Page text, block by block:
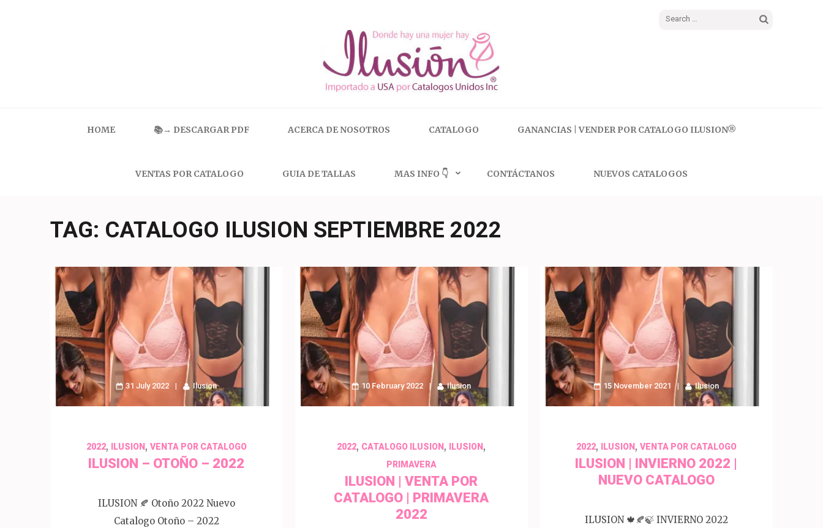
Search
HOME 📚→ DESCARGAR PDF ACERCA DE NOSOTROS CATALOGO GANANCIAS | VENDER POR CATALOGO ILUSION®
VENTAS POR CATALOGO GUIA DE TALLAS MAS INFO 👇 CONTÁCTANOS NUEVOS CATALOGOS
TAG: CATALOGO ILUSION SEPTIEMBRE 2022
31 July 2022 Ilusion
2022, ILUSION, VENTA POR CATALOGO
ILUSION – OTOÑO – 2022
ILUSION 🍂 Otoño 2022 Nuevo
Catalogo Otoño – 2022
10 February 2022 Ilusion
2022, CATALOGO ILUSION , ILUSION ,
PRIMAVERA
ILUSION | VENTA POR
CATALOGO | PRIMAVERA
2022
15 November 2021 Ilusion
2022, ILUSION, VENTA POR CATALOGO
ILUSION | INVIERNO 2022 |
NUEVO CATALOGO
ILUSION 🍁🍂🍃 INVIERNO 2022